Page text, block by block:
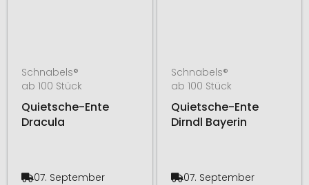
Schnabels®
ab 100 Stück
Quietsche-Ente
Dracula
07. September
Schnabels®
ab 100 Stück
Quietsche-Ente
Dirndl Bayerin
07. September